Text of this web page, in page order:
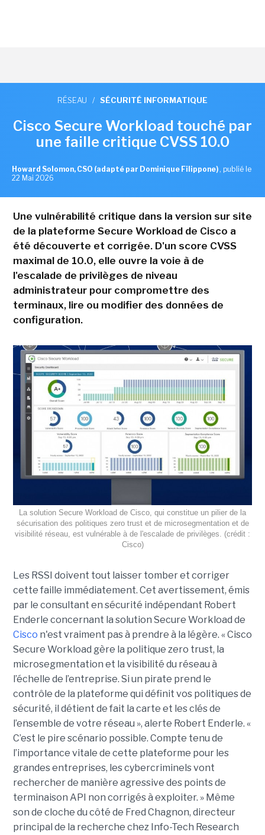
RÉSEAU / SÉCURITÉ INFORMATIQUE
Cisco Secure Workload touché par
une faille critique CVSS 10.0
Howard Solomon, CSO (adapté par Dominique Filippone) , publié le
22 Mai 2026
Une vulnérabilité critique dans la version sur site
de la plateforme Secure Workload de Cisco a
été découverte et corrigée. D'un score CVSS
maximal de 10.0, elle ouvre la voie à de
l'escalade de privilèges de niveau
administrateur pour compromettre des
terminaux, lire ou modifier des données de
configuration.
La solution Secure Workload de Cisco, qui constitue un pilier de la
sécurisation des politiques zero trust et de microsegmentation et de
visibilité réseau, est vulnérable à de l'escalade de privilèges. (crédit :
Cisco)
Les RSSI doivent tout laisser tomber et corriger
cette faille immédiatement. Cet avertissement, émis
par le consultant en sécurité indépendant Robert
Enderle concernant la solution Secure Workload de
Cisco n'est vraiment pas à prendre à la légère. « Cisco
Secure Workload gère la politique zero trust, la
microsegmentation et la visibilité du réseau à
l’échelle de l’entreprise. Si un pirate prend le
contrôle de la plateforme qui définit vos politiques de
sécurité, il détient de fait la carte et les clés de
l’ensemble de votre réseau », alerte Robert Enderle. «
C’est le pire scénario possible. Compte tenu de
l’importance vitale de cette plateforme pour les
grandes entreprises, les cybercriminels vont
rechercher de manière agressive des points de
terminaison API non corrigés à exploiter. » Même
son de cloche du côté de Fred Chagnon, directeur
principal de la recherche chez Info-Tech Research